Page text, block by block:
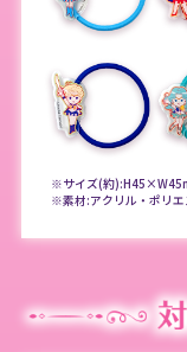
※サイズ(約
※素材:アクリル・ポリエ